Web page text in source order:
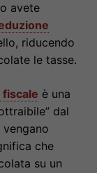
avete
riducendo
le tasse.
è una
dal
che
su un